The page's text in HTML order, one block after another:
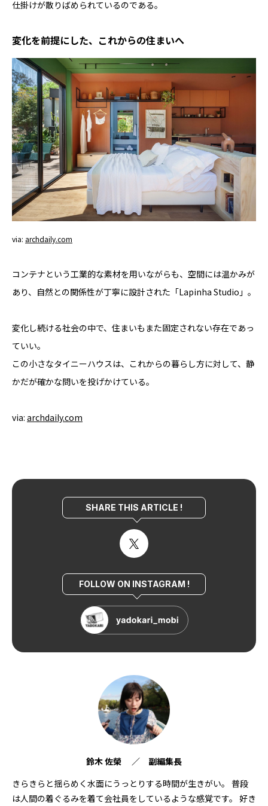
仕掛けが散りばめられているのである。
変化を前提にした、これからの住まいへ
via: archdaily.com
コンテナという工業的な素材を用いながらも、空間には温かみが
あり、自然との関係性が丁寧に設計された「Lapinha Studio」。
変化し続ける社会の中で、住まいもまた固定されない存在であっ
ていい。
この小さなタイニーハウスは、これからの暮らし方に対して、静
かだが確かな問いを投げかけている。
via: archdaily.com
SHARE THIS ARTICLE !
FOLLOW ON INSTAGRAM !
鈴木 佐榮 ／ 副編集長
きらきらと揺らめく水面にうっとりする時間が生きがい。 普段
は人間の着ぐるみを着て会社員をしているような感覚です。 好き